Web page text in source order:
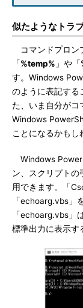
似たようなトラ
コマンドプロン
「%temp% 」や「
す。Windows
のように表記する
た、いま自分がコ
Windows
ことになるかもし
Windows
ン、スクリプトの
用できます。「
「echoarg.vbs」
「echoarg.vbs」
標準出力に表示す